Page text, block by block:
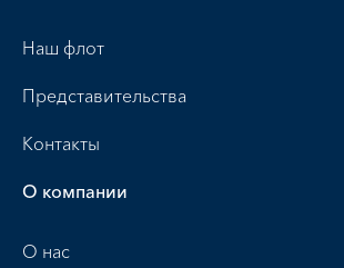
Наш флот
Представительства
Контакты
О компании
О нас